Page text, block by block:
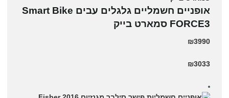
אופניים חשמליים גלגלים עבים Smart Bike
FORCE3 סמארט בייק
₪3990
₪3033